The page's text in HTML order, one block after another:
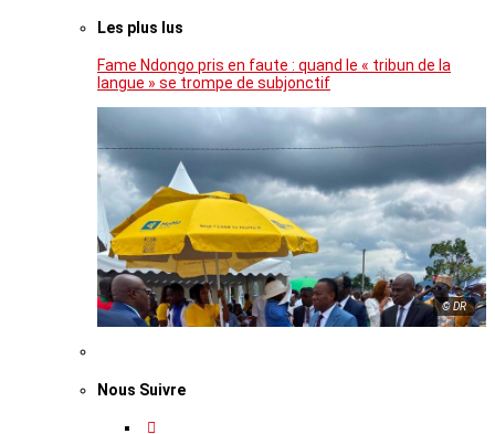
Les plus lus
Fame Ndongo pris en faute : quand le « tribun de la
langue » se trompe de subjonctif
© DR
Nous Suivre